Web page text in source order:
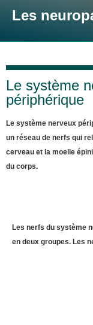
Les
Le système
périphérique
Le système nerveux
un réseau de nerfs qui
cerveau et la moelle
du corps.
Les nerfs du système
en deux groupes. Les